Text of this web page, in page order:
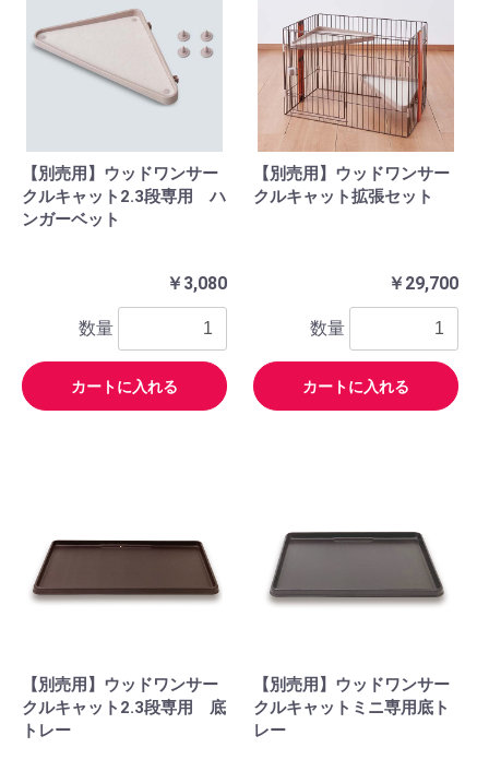
【別売用】ウッドワンサー
クルキャット2.3段専用 ハ
ンガーベット
￥3,080
数量
カートに入れる
【別売用】ウッドワンサー
クルキャット拡張セット
￥29,700
数量
カートに入れる
【別売用】ウッドワンサー
クルキャット2.3段専用 底
トレー
【別売用】ウッドワンサー
クルキャットミニ専用底ト
レー